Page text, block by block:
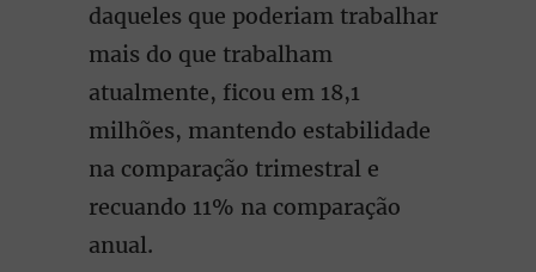
daqueles que poderiam trabalhar
mais do que trabalham
atualmente, ficou em 18,1
milhões, mantendo estabilidade
na comparação trimestral e
recuando 11% na comparação
anual.